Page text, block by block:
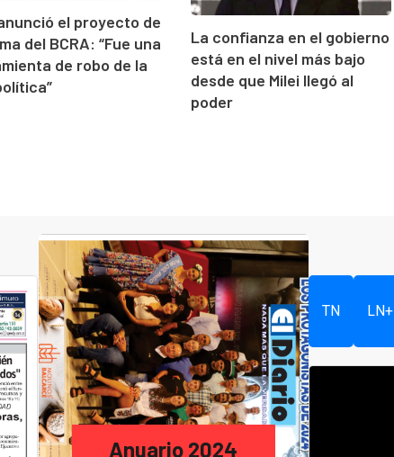
el proyecto de
del BCRA: “Fue una
de robo de la
La confianza en el gobierno
está en el nivel más bajo
desde que Milei llegó al
poder
Anuario 2024
TN LN+